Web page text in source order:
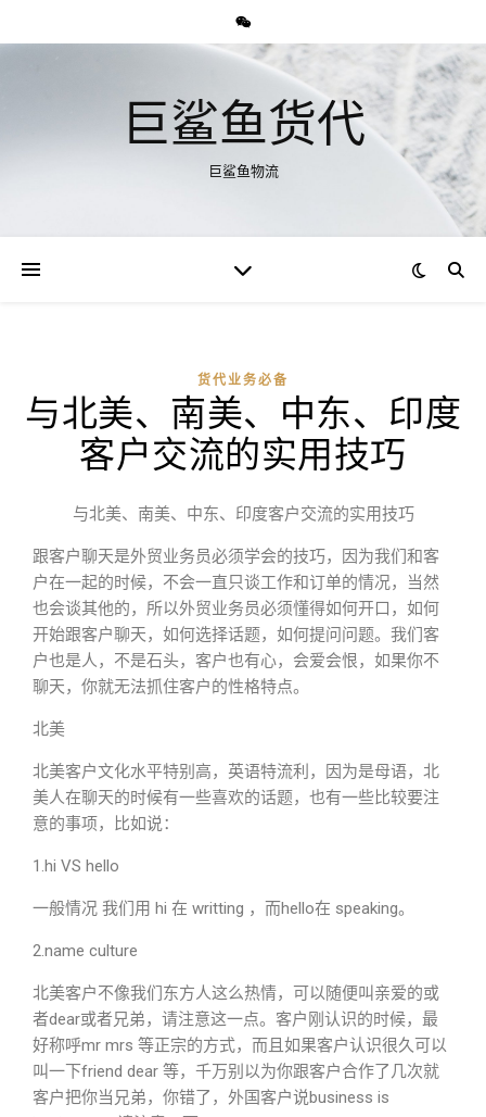
巨鲨鱼货代
巨鲨鱼物流
货代业务必备
与北美、南美、中东、印度
客户交流的实用技巧
与北美、南美、中东、印度客户交流的实用技巧
跟客户聊天是外贸业务员必须学会的技巧，因为我们和客
户在一起的时候，不会一直只谈工作和订单的情况，当然
也会谈其他的，所以外贸业务员必须懂得如何开口，如何
开始跟客户聊天，如何选择话题，如何提问问题。我们客
户也是人，不是石头，客户也有心，会爱会恨，如果你不
聊天，你就无法抓住客户的性格特点。
北美
北美客户文化水平特别高，英语特流利，因为是母语，北
美人在聊天的时候有一些喜欢的话题，也有一些比较要注
意的事项，比如说：
1.hi VS hello
一般情况 我们用 hi 在 writting ，而hello在 speaking。
2.name culture
北美客户不像我们东方人这么热情，可以随便叫亲爱的或
者dear或者兄弟，请注意这一点。客户刚认识的时候，最
好称呼mr mrs 等正宗的方式，而且如果客户认识很久可以
叫一下friend dear 等，千万别以为你跟客户合作了几次就
客户把你当兄弟，你错了，外国客户说business is